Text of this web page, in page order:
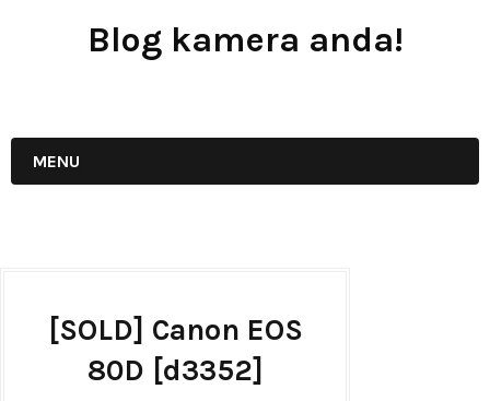
Blog kamera anda!
MENU
[SOLD] Canon EOS
80D [d3352]